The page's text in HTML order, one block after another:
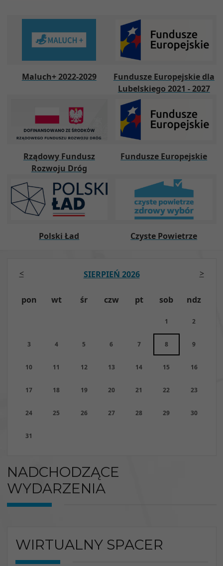
Maluch+ 2022-2029
Fundusze Europejskie dla
Lubelskiego 2021 - 2027
Rządowy Fundusz
Rozwoju Dróg
Fundusze Europejskie
Polski Ład Czyste Powietrze
SIERPIEŃ 2026
pon wt śr czw pt sob ndz
1 2
3 4 5 6 7 8 9
10 11 12 13 14 15 16
17 18 19 20 21 22 23
24 25 26 27 28 29 30
31
< >
NADCHODZĄCE
WYDARZENIA
WIRTUALNY SPACER